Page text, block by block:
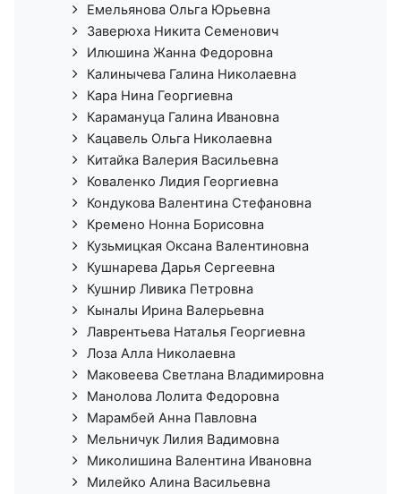
Емельянова Ольга Юрьевна
Заверюха Никита Семенович
Илюшина Жанна Федоровна
Калинычева Галина Николаевна
Кара Нина Георгиевна
Карамануца Галина Ивановна
Кацавель Ольга Николаевна
Китайка Валерия Васильевна
Коваленко Лидия Георгиевна
Кондукова Валентина Стефановна
Кремено Нонна Борисовна
Кузьмицкая Оксана Валентиновна
Кушнарева Дарья Сергеевна
Кушнир Ливика Петровна
Кыналы Ирина Валерьевна
Лаврентьева Наталья Георгиевна
Лоза Алла Николаевна
Маковеева Светлана Владимировна
Манолова Лолита Федоровна
Марамбей Анна Павловна
Мельничук Лилия Вадимовна
Миколишина Валентина Ивановна
Милейко Алина Васильевна